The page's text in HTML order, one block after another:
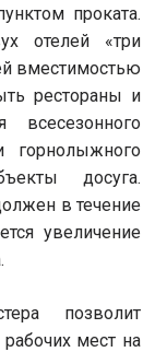
проката.
отелей «три
вместимостью
рестораны и
всесезонного
горнолыжного
досуга.
в течение
увеличение
позволит
мест на